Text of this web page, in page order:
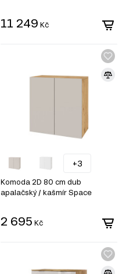
11 249 Kč
+3
Komoda 2D 80 cm dub
apalačský / kašmír Space
2 695 Kč